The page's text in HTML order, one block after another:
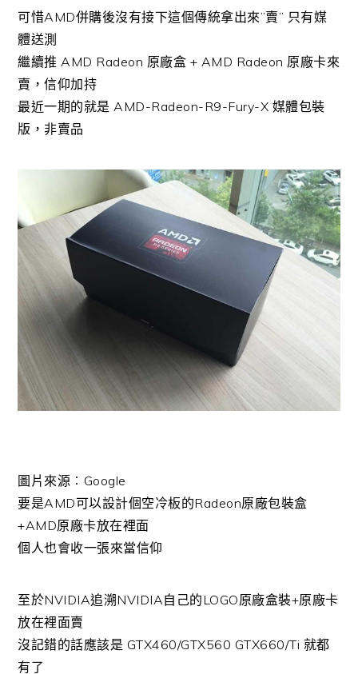
可惜AMD併購後沒有接下這個傳統拿出來”賣” 只有媒
體送測
繼續推 AMD Radeon 原廠盒 + AMD Radeon 原廠卡來
賣，信仰加持
最近一期的就是 AMD-Radeon-R9-Fury-X 媒體包裝
版，非賣品
圖片來源︰Google
要是AMD可以設計個空冷板的Radeon原廠包裝盒
+AMD原廠卡放在裡面
個人也會收一張來當信仰
至於NVIDIA追溯NVIDIA自己的LOGO原廠盒裝+原廠卡
放在裡面賣
沒記錯的話應該是 GTX460/GTX560 GTX660/Ti 就都
有了